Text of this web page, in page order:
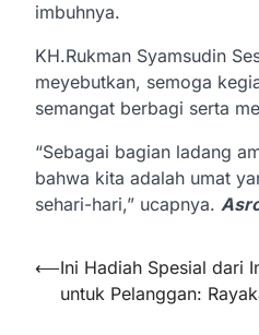
imbuhnya.
KH.Rukman Syamsudin
meyebutkan, semoga
semangat berbagi serta
“Sebagai bagian ladang
bahwa kita adalah umat
sehari-hari,” ucapnya.
Navigasi
pos
⟵Ini Hadiah Spesial dari
untuk Pelanggan: